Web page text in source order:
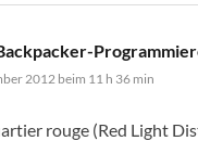
2012 beim 11 h 36 min
rouge (Red Light